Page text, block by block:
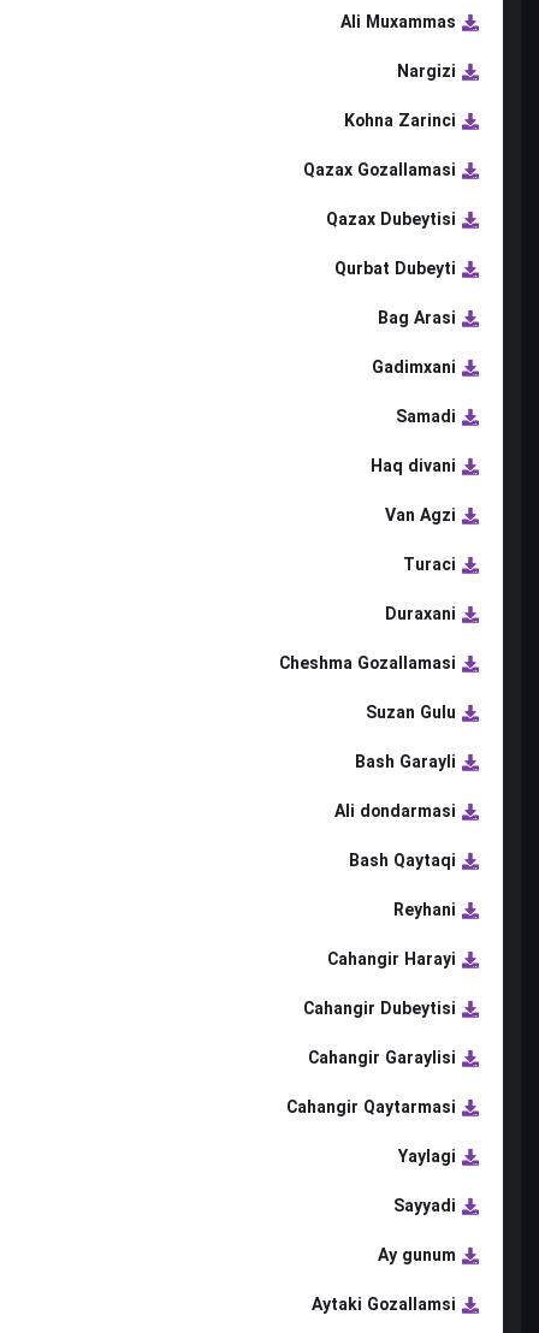
Ali Muxammas
Nargizi
Kohna Zarinci
Qazax Gozallamasi
Qazax Dubeytisi
Qurbat Dubeyti
Bag Arasi
Gadimxani
Samadi
Haq divani
Van Agzi
Turaci
Duraxani
Cheshma Gozallamasi
Suzan Gulu
Bash Garayli
Ali dondarmasi
Bash Qaytaqi
Reyhani
Cahangir Harayi
Cahangir Dubeytisi
Cahangir Garaylisi
Cahangir Qaytarmasi
Yaylagi
Sayyadi
Ay gunum
Aytaki Gozallamsi